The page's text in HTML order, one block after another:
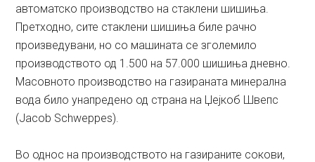
автоматско производство на стаклени шишиња.
Претходно, сите стаклени шишиња биле рачно
произведувани, но со машината се зголемило
производството од 1.500 на 57.000 шишиња дневно.
Масовното производство на газираната минерална
вода било унапредено од страна на Џејкоб Швепс
(Jacob Schweppes).
Во однос на производството на газираните сокови,